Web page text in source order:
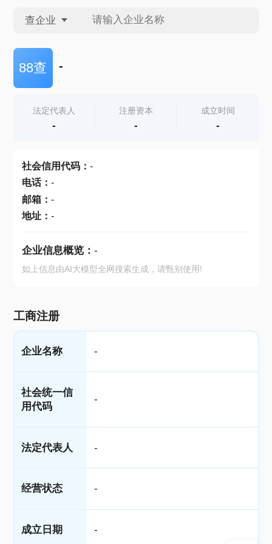
查企业
查企业
查产地
88查 -
法定代表人
-
注册资本
-
成立时间
-
社会信用代码： -
电话： -
邮箱： -
地址： -
企业信息概览： -
如上信息由AI大模型全网搜索生成，请甄别使用!
工商注册
企业名称 -
社会统一信
用代码
-
法定代表人 -
经营状态 -
成立日期 -